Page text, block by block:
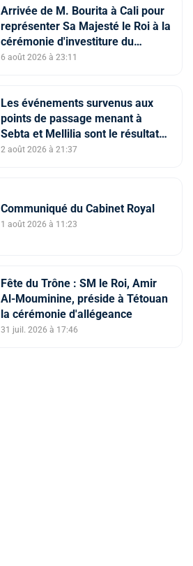
Arrivée de M. Bourita à Cali pour
représenter Sa Majesté le Roi à la
cérémonie d'investiture du
nouveau président colombien
6 août 2026 à 23:11
Les événements survenus aux
points de passage menant à
Sebta et Mellilia sont le résultat
de facteurs intriqués, dont
d'informations trompeuses
(Porte-parole du ministère de
2 août 2026 à 21:37
Communiqué du Cabinet Royal
1 août 2026 à 11:23
Fête du Trône : SM le Roi, Amir
Al-Mouminine, préside à Tétouan
la cérémonie d'allégeance
31 juil. 2026 à 17:46